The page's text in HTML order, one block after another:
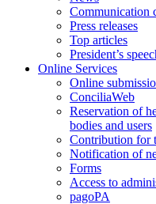
Communication
Press releases
Top articles
President’s
Online Services
Online
ConciliaWeb
Reservation of
bodies and users
Contribution for
Notification of
Forms
Access to
pagoPA